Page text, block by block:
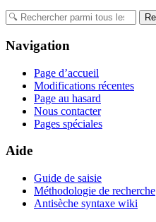
Navigation
Page d’accueil
Modifications récentes
Page au hasard
Nous contacter
Pages spéciales
Aide
Guide de saisie
Méthodologie de recherche
Antisèche syntaxe wiki